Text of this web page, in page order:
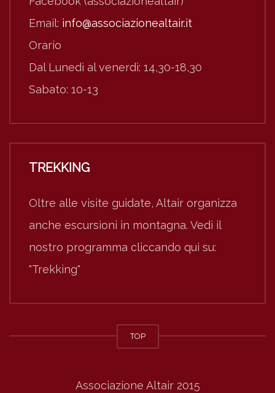
Email: info@associazionealtair.it
Orario
Dal Lunedì al venerdì: 14,30-18,30
Sabato: 10-13
TREKKING
Oltre alle visite guidate, Altair organizza
anche escursioni in montagna. Vedi il
nostro programma cliccando qui su:
"Trekking"
TOP
Associazione Altair 2015